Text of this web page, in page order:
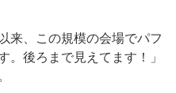
来、この規模の会場でパフ
。後ろまで見えてます！」